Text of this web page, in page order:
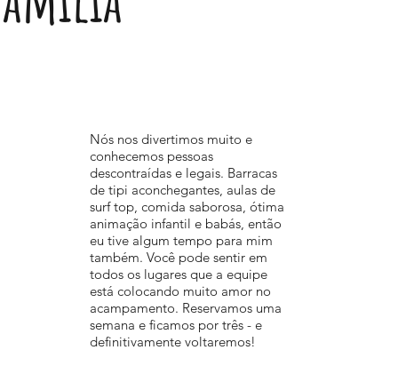
Nós nos divertimos muito e
conhecemos pessoas
descontraídas e legais. Barracas
de tipi aconchegantes, aulas de
surf top, comida saborosa, ótima
animação infantil e babás, então
eu tive algum tempo para mim
também. Você pode sentir em
todos os lugares que a equipe
está colocando muito amor no
acampamento. Reservamos uma
semana e ficamos por três - e
definitivamente voltaremos!